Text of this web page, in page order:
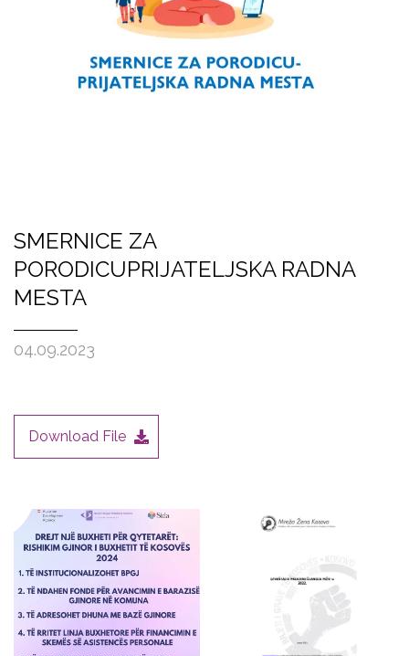
SMERNICE ZA
PORODICUPRIJATELJSKA RADNA
MESTA
04.09.2023
Download File